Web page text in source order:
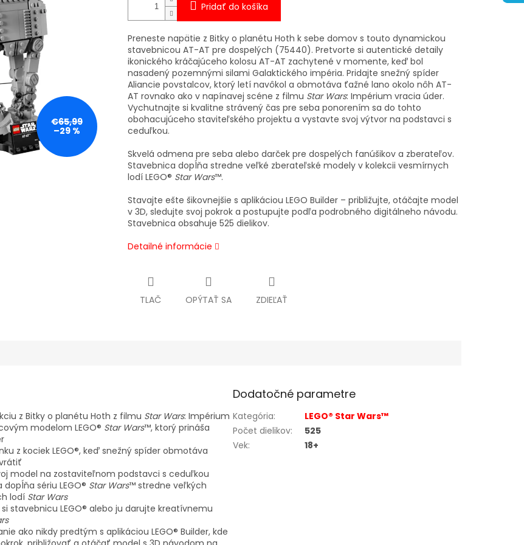
€65,99
–29 %
Pridať do košíka
Preneste napätie z Bitky o planétu Hoth k sebe domov s touto dynamickou
stavebnicou AT-AT pre dospelých (75440). Pretvorte si autentické detaily
ikonického kráčajúceho kolosu AT-AT zachytené v momente, keď bol
nasadený pozemnými silami Galaktického impéria. Pridajte snežný spíder
Aliancie povstalcov, ktorý letí navôkol a obmotáva ťažné lano okolo nôh AT-
AT rovnako ako v napínavej scéne z filmu Star Wars: Impérium vracia úder.
Vychutnajte si kvalitne strávený čas pre seba ponorením sa do tohto
obohacujúceho staviteľského projektu a vystavte svoj výtvor na podstavci s
ceduľkou.
Skvelá odmena pre seba alebo darček pre dospelých fanúšikov a zberateľov.
Stavebnica dopĺňa stredne veľké zberateľské modely v kolekcii vesmírnych
lodí LEGO® Star Wars™.
Stavajte ešte šikovnejšie s aplikáciou LEGO Builder – približujte, otáčajte model
v 3D, sledujte svoj pokrok a postupujte podľa podrobného digitálneho návodu.
Stavebnica obsahuje 525 dielikov.
Detailné informácie
TLAČ OPÝTAŤ SA ZDIEĽAŤ
z Bitky o planétu Hoth z filmu Star Wars: Impérium
modelom LEGO® Star Wars™, ktorý prináša
z kociek LEGO®, keď snežný spíder obmotáva
svoj model na zostaviteľnom podstavci s ceduľkou
dopĺňa sériu LEGO® Star Wars™ stredne veľkých
lodí Star Wars
si stavebnicu LEGO® alebo ju darujte kreatívnemu
ako nikdy predtým s aplikáciou LEGO® Builder, kde
Dodatočné parametre
Kategória:
LEGO® Star Wars™
Počet dielikov:
525
Vek: 18+